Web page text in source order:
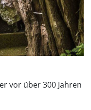
vor über 300 Jahren